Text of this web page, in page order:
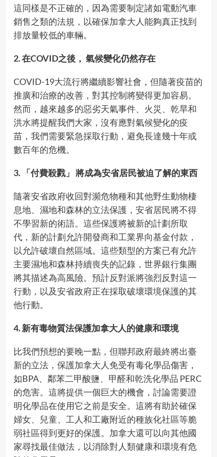
這同樣是不正確的，因為需要制定諸如電動汽車
銷售之類的法規，以確保加拿大人能夠真正找到
排放量較低的車輛。
2. 在COVID之後， 氣候變化仍然存在
COVID-19大流行將繼續影響社會，但隨著疫苗的
推廣和治療的改善，對其控制將變得更加容易。
然而，越來越多的惡劣天氣事件、火災、乾旱和
洪水將提醒我們大家，沒有應對氣候變化的疫
苗，我們需要緊急採取行動，避免長達幾十年或
數百年的危機。
3. 「付費殺戮」 將成為安省居民被迫了解的東西
隨著安省政府收回對瀕危物種和其他野生動物棲
息地、濕地和森林的立法保護，安省居民將不得
不學習新的術語。這些保護將被新的計劃所取
代，新的計劃允許開發商和工業界向基金付款，
以允許破壞自然區域。這些類型的方案已有允許
主要濕地和森林持續喪失的記錄，世界銀行集團
將其描述為高風險。預計反對派將強烈反對這一
行動，以及安省政府正在採取破壞環境保護的其
他行動。
4. 新有毒物質法保護加拿大人的健康和環境
比我們預想的要晚一點，但聯邦政府最終將出臺
新的立法，保護加拿大人免受有毒化學品傷害，
如BPA、鄰苯二甲酸鹽、甲醛和乾洗化學品 PERC
的危害。這將提供一個巨大的機會，討論需要證
明化學品在使用它之前是安全。這將有助於確保
婦女、兒童、工人和工廠附近的種族化社區等脆
弱社區得到更好的保護。加拿大還可以向其他國
家尋找最佳做法，以消除對人類健康和環境有危